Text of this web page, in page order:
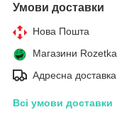
Умови доставки
Нова Пошта
Магазини Rozetka
Адресна доставка
Всі умови доставки